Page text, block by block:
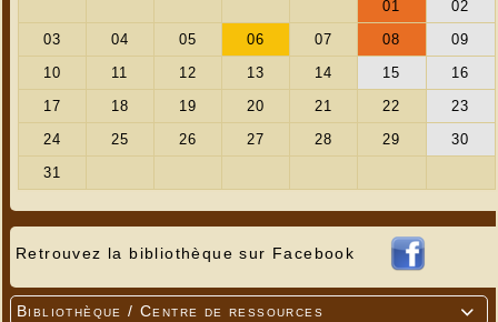
Retrouvez la bibliothèque sur Facebook

Bibliothèque / Centre de ressources